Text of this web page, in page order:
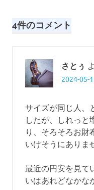
ゲ
シ
ョ
ン
4件のコメント
さとぅ
2024-05-
サイズが同じ人、
したが、しれっと
り、そろそろお財
いけそうにあり
最近の円安を見て
いはあれどなか